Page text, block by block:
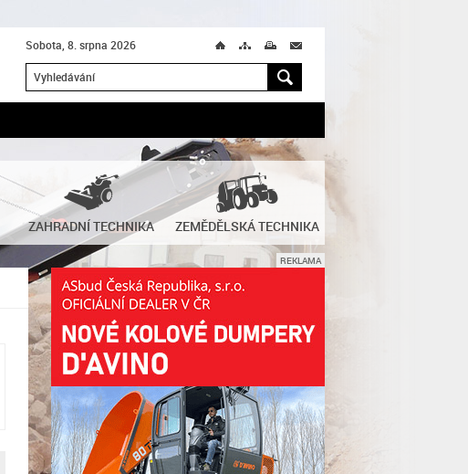
Sobota, 8. srpna 2026 Ú M T M
H
ZAHRADNÍ TECHNIKA ZEMĚDĚLSKÁ TECHNIKA
REKLAMA